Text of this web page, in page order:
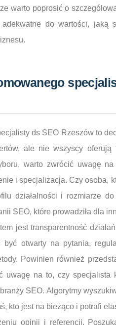
warto poprosić o
adekwatne do wartości,
ds SEO Rzeszów to
ale nie wszyscy
warto zwrócić uwagę
i specjalizacja. Czy osoba,
działalności i rozmiarze
SEO, które prowadziła dla
jest transparentność
być otwarty na pytania,
Powinien również
uwagę na to, czy
SEO. Algorytmy
kto jest na bieżąco i potrafi
opinii i referencji.